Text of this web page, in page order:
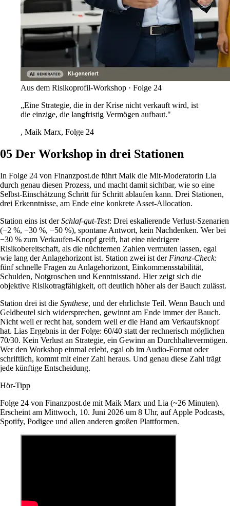
Aus dem Risikoprofil-Workshop · Folge 24
„Eine Strategie, die in der Krise nicht verkauft wird, ist
die einzige, die langfristig Vermögen aufbaut."
, Maik Marx, Folge 24
05 Der Workshop in drei Stationen
In Folge 24 von Finanzpost.de führt Maik die Mit-Moderatorin Lia
durch genau diesen Prozess, und macht damit sichtbar, wie so eine
Selbst-Einschätzung Schritt für Schritt ablaufen kann. Drei Stationen,
drei Erkenntnisse, am Ende eine konkrete Asset-Allocation.
Station eins ist derSchlaf-gut-Test: Drei eskalierende Verlust-Szenarien
(−2 %, −30 %, −50 %), spontane Antwort, kein Nachdenken. Wer bei
−30 % zum Verkaufen-Knopf greift, hat eine niedrigere
Risikobereitschaft, als die nüchternen Zahlen vermuten lassen, egal
wie lang der Anlagehorizont ist. Station zwei ist der Finanz-Check:
fünf schnelle Fragen zu Anlagehorizont, Einkommensstabilität,
Schulden, Notgroschen und Kenntnisstand. Hier zeigt sich die
objektive Risikotragfähigkeit, oft deutlich höher als der Bauch zulässt.
Station drei ist die Synthese, und der ehrlichste Teil. Wenn Bauch und
Geldbeutel sich widersprechen, gewinnt am Ende immer der Bauch.
Nicht weil er recht hat, sondern weil er die Hand am Verkaufsknopf
hat. Lias Ergebnis in der Folge: 60/40 statt der rechnerisch möglichen
70/30. Kein Verlust an Strategie, ein Gewinn an Durchhaltevermögen.
Wer den Workshop einmal erlebt, egal ob im Audio-Format oder
schriftlich, kommt mit einer Zahl heraus. Und genau diese Zahl trägt
jede künftige Entscheidung.
Hör-Tipp
Folge 24 von Finanzpost.de mit Maik Marx und Lia (~26 Minuten).
Erscheint am Mittwoch, 10. Juni 2026 um 8 Uhr, auf Apple Podcasts,
Spotify, Podigee und allen anderen großen Plattformen.